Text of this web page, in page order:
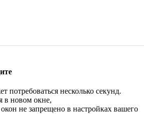
потребоваться несколько секунд.
в новом окне,
не запрещено в настройках вашего